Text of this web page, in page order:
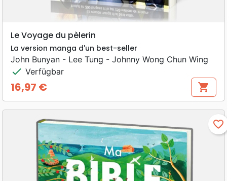
Le Voyage du pèlerin
La version manga d'un best-seller
John Bunyan - Lee Tung - Johnny Wong Chun Wing
check Verfügbar
Preis
16,97 € shopping_cart
favorite_border